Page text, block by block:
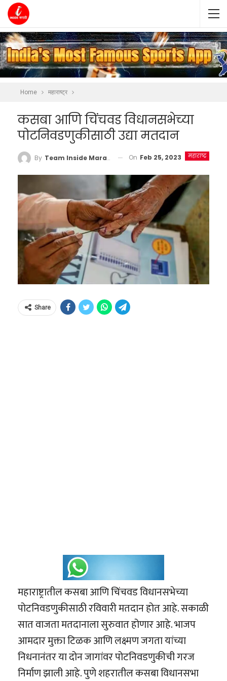
Home महाराष्ट्र
कसबा आणि चिंचवड विधानसभेच्या
पोटनिवडणुकीसाठी उद्या मतदान
महाराष्ट्र
By Team Inside Marathi On Feb 25, 2023
Share
महाराष्ट्रातील कसबा आणि चिंचवड विधानसभेच्या
पोटनिवडणुकीसाठी रविवारी मतदान होत आहे. सकाळी
सात वाजता मतदानाला सुरुवात होणार आहे. भाजप
आमदार मुक्ता टिळक आणि लक्ष्मण जगता यांच्या
निधनानंतर या दोन जागांवर पोटनिवडणुकीची गरज
निर्माण झाली आहे. पुणे शहरातील कसबा विधानसभा